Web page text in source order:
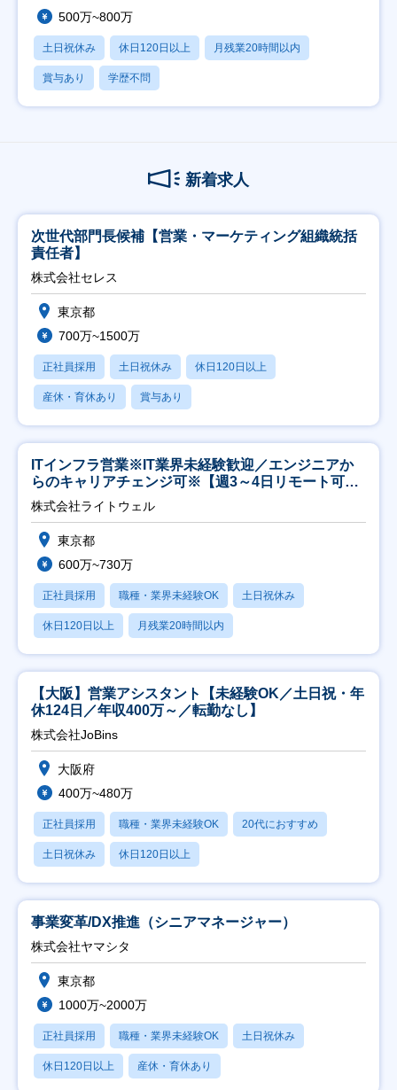
500万~800万
土日祝休み 休日120日以上 月残業20時間以内
賞与あり 学歴不問
新着求人
次世代部門長候補【営業・マーケティング組織統括
責任者】
株式会社セレス
東京都
700万~1500万
正社員採用 土日祝休み 休日120日以上
産休・育休あり 賞与あり
ITインフラ営業※IT業界未経験歓迎／エンジニアか
らのキャリアチェンジ可※【週3～4日リモート可
能】
株式会社ライトウェル
東京都
600万~730万
正社員採用 職種・業界未経験OK 土日祝休み
休日120日以上 月残業20時間以内
【大阪】営業アシスタント【未経験OK／土日祝・年
休124日／年収400万～／転勤なし】
株式会社JoBins
大阪府
400万~480万
正社員採用 職種・業界未経験OK 20代におすすめ
土日祝休み 休日120日以上
事業変革/DX推進（シニアマネージャー）
株式会社ヤマシタ
東京都
1000万~2000万
正社員採用 職種・業界未経験OK 土日祝休み
休日120日以上 産休・育休あり